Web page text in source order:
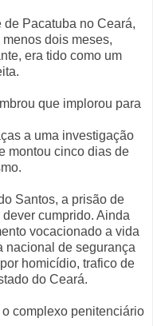
Pacatuba no Ceará,
dois meses,
era tido como um
que implorou para
a uma investigação
montou cinco dias de
Santos, a prisão de
cumprido. Ainda
vocacionado a vida
nacional de segurança
homicídio, trafico de
do Ceará.
complexo penitenciário